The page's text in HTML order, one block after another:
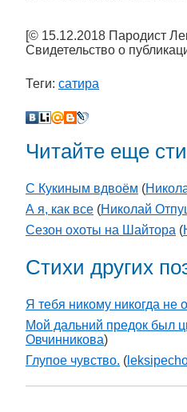
[© 15.12.2018 Пародист
Свидетельство о
Теги: сатира
Читайте еще
С Кукиным вдвоём (
А я, как все (Николай
Сезон охоты на Шайтора (
Стихи других
Я тебя никому никогда не
Мой дальний предок был
Овчинникова)
Глупое чувство. (